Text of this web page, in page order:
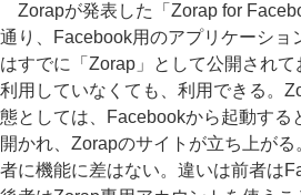
Zorapが発表した「Zorap for
通り、Facebook用のアプリケーショ
はすでに「Zorap」として公開され
利用していなくても、利用できる。
態としては、Facebookから起動する
開かれ、Zorapのサイトが立ち上が
者に機能に差はない。違いは前者は